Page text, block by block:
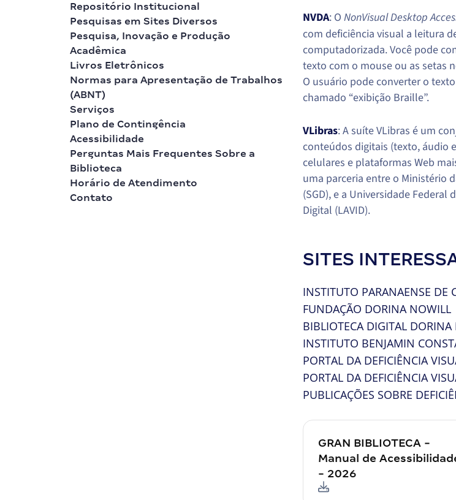
Repositório Institucional
Pesquisas em Sites Diversos
Pesquisa, Inovação e Produção
Acadêmica
Livros Eletrônicos
Normas para Apresentação de Trabalhos
(ABNT)
Serviços
Plano de Contingência
Acessibilidade
Perguntas Mais Frequentes Sobre a
Biblioteca
Horário de Atendimento
Contato
NVDA: O NonVisual Desktop
com deficiência visual a leitura
computadorizada. Você pode
texto com o mouse ou as setas
O usuário pode converter o
chamado “exibição Braille”.
VLibras: A suíte VLibras é um
conteúdos digitais (texto, áudio
celulares e plataformas Web
uma parceria entre o Ministério
(SGD), e a Universidade Federal
Digital (LAVID).
SITES
INSTITUTO PARANAENSE DE
FUNDAÇÃO DORINA NOWILL
BIBLIOTECA DIGITAL
INSTITUTO BENJAMIN
PORTAL DA DEFICIÊNCIA
PORTAL DA DEFICIÊNCIA
PUBLICAÇÕES SOBRE
GRAN BIBLIOTECA -
Manual de
- 2026